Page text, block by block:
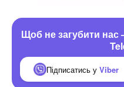
Щоб не загубити нас
Підписатись у Viber